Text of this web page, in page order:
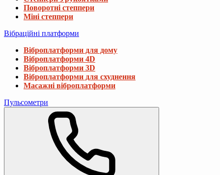
Поворотні степпери
Міні степпери
Вібраційні платформи
Віброплатформи для дому
Віброплатформи 4D
Віброплатформи 3D
Віброплатформи для схуднення
Масажні віброплатформи
Пульсометри